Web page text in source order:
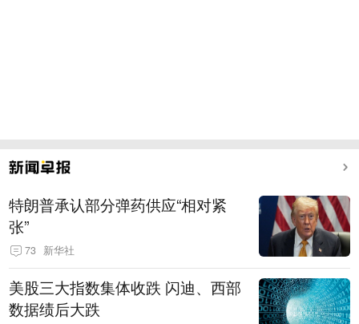
特朗普承认部分弹药供应“相对紧
张”
73 新华社
美股三大指数集体收跌 闪迪、西部
数据绩后大跌